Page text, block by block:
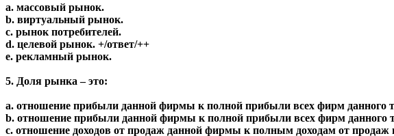
a. массовый рынок.
b. виртуальный рынок.
c. рынок потребителей.
d. целевой рынок. +/ответ/++
e. рекламный рынок.
5. Доля рынка – это:
a. отношение прибыли данной фирмы к полной прибыли всех фирм данного
b. отношение прибыли данной фирмы к полной прибыли всех фирм данного
c. отношение доходов от продаж данной фирмы к полным доходам от